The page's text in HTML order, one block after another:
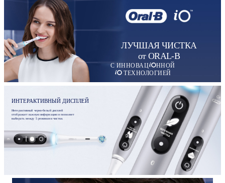
ЛУЧШАЯ ЧИСТКА
от ORAL-B
С ИННОВАЦ
ННОЙ
ТЕХНОЛОГИЕЙ
ИНТЕРАКТИВНЫЙ ДИСПЛЕЙ
Интерактивный черно-белый дисплей
отображает важную информацию и позволяет
выбирать между 5 режимами чистки.